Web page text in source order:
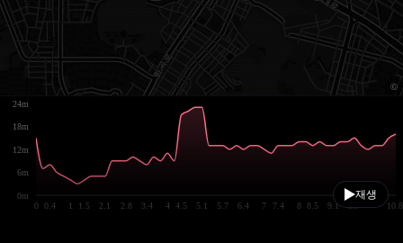
재생
0 0.4 1 1.5 2.1 2.8 3.4 4 4.5 5.1 5.7 6.4 7 7.4 8 8.5 9.1 9.7 10.8
0m
6m
12m
18m
24m